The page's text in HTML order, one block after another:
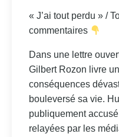
« J’ai tout perdu » /
commentaires
Dans une lettre
Gilbert Rozon livre
conséquences
bouleversé sa vie.
publiquement
relayées par les